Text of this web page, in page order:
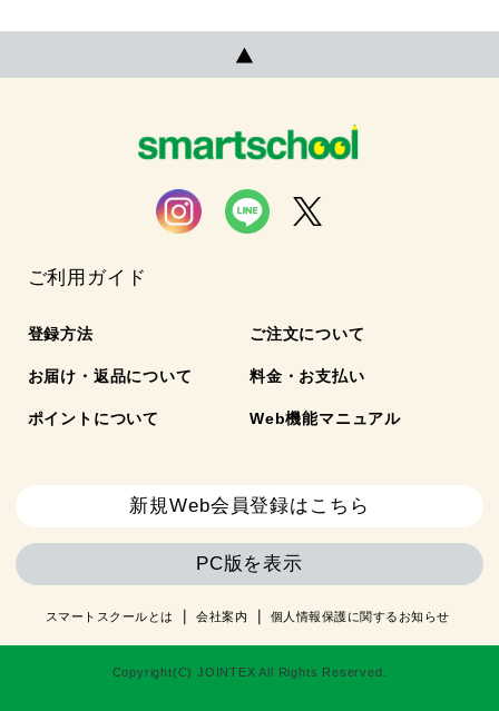
ご利用ガイド
登録方法 ご注文について
お届け・返品について 料金・お支払い
ポイントについて Web機能マニュアル
新規Web会員登録はこちら
PC版を表示
スマートスクールとは 会社案内 個人情報保護に関するお知らせ
Copyright(C) JOINTEX All Rights Reserved.